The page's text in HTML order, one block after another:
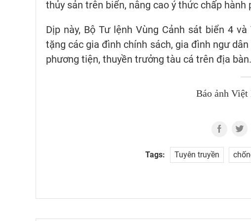
thủy sản trên biển, nâng cao ý thức chấp
Dịp này, Bộ Tư lệnh Vùng Cảnh sát biển 4
tặng các gia đình chính sách, gia đình ngư
phương tiện, thuyền trưởng tàu cá trên địa
Báo ảnh
Tags: Tuyên truyền